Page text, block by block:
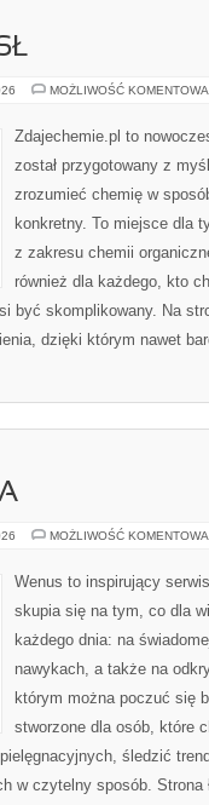
MOŻLIWOŚĆ
Zdajechemie.pl to
został przygotowany z
zrozumieć chemię w
konkretny. To miejsce dla
z zakresu chemii
również dla każdego, kto
być skomplikowany. Na
dzięki którym nawet
MOŻLIWOŚĆ
Wenus to inspirujący
skupia się na tym, co dla
każdego dnia: na
nawykach, a także na
którym można poczuć się
stworzone dla osób, które
śledzić
w czytelny sposób.